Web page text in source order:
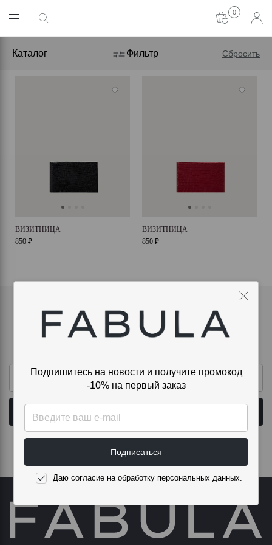
0
Каталог Фильтр Сбросить
ВИЗИТНИЦА
850 ₽
ВИЗИТНИЦА
850 ₽
Подпишитесь на новости и получите
Подписаться
Даю согласие на обработку персональных данных.
Подпишитесь на новости и получите промокод
-10% на первый заказ
Подписаться
Даю согласие на обработку персональных данных.